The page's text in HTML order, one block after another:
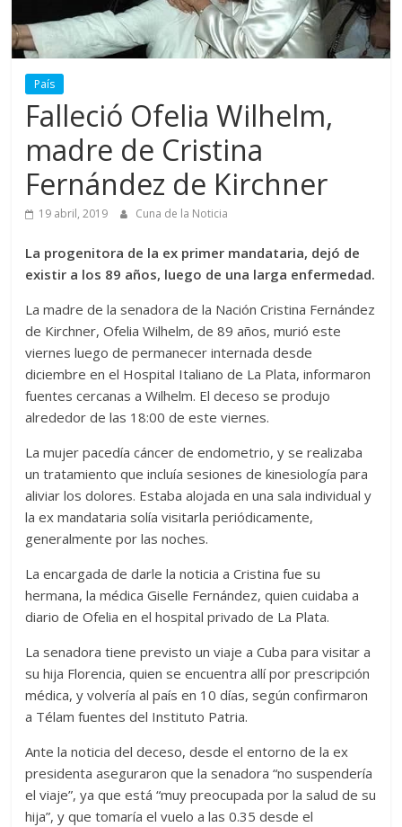
País
Falleció Ofelia Wilhelm,
madre de Cristina
Fernández de Kirchner
19 abril, 2019 Cuna de la Noticia
La progenitora de la ex primer mandataria, dejó de
existir a los 89 años, luego de una larga enfermedad.
La madre de la senadora de la Nación Cristina Fernández
de Kirchner, Ofelia Wilhelm, de 89 años, murió este
viernes luego de permanecer internada desde
diciembre en el Hospital Italiano de La Plata, informaron
fuentes cercanas a Wilhelm. El deceso se produjo
alrededor de las 18:00 de este viernes.
La mujer pacedía cáncer de endometrio, y se realizaba
un tratamiento que incluía sesiones de kinesiología para
aliviar los dolores. Estaba alojada en una sala individual y
la ex mandataria solía visitarla periódicamente,
generalmente por las noches.
La encargada de darle la noticia a Cristina fue su
hermana, la médica Giselle Fernández, quien cuidaba a
diario de Ofelia en el hospital privado de La Plata.
La senadora tiene previsto un viaje a Cuba para visitar a
su hija Florencia, quien se encuentra allí por prescripción
médica, y volvería al país en 10 días, según confirmaron
a Télam fuentes del Instituto Patria.
Ante la noticia del deceso, desde el entorno de la ex
presidenta aseguraron que la senadora “no suspendería
el viaje”, ya que está “muy preocupada por la salud de su
hija”, y que tomaría el vuelo a las 0.35 desde el